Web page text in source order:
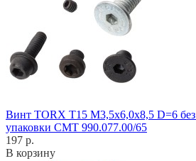
Винт TORX T15 M3,5x6,0x8,5 D=6
упаковки CMT 990.077.00/65
197 р.
В корзину